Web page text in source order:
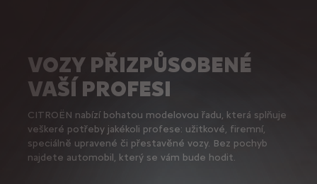
VOZY PŘIZPŮSOBENÉ
VAŠÍ PROFESI
CITROËN nabízí bohatou modelovou řadu, která splňuje
veškeré potřeby jakékoli profese: užitkové, firemní,
speciálně upravené či přestavěné vozy. Bez pochyb
najdete automobil, který se vám bude hodit.